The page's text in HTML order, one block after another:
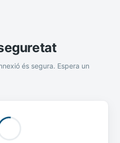
és segura. Espera un